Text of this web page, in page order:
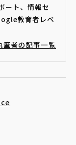
ト、情報セ
教育者レベ
筆者の記事一覧